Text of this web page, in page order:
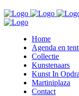
Home
Agenda en
Collectie
Kunstenaars
Kunst In
Martiniplaza
Contact